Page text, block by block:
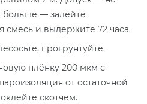
больше — залейте
и выдержите 72 часа.
прогрунтуйте.
плёнку 200 мкм с
от остаточной
скотчем.